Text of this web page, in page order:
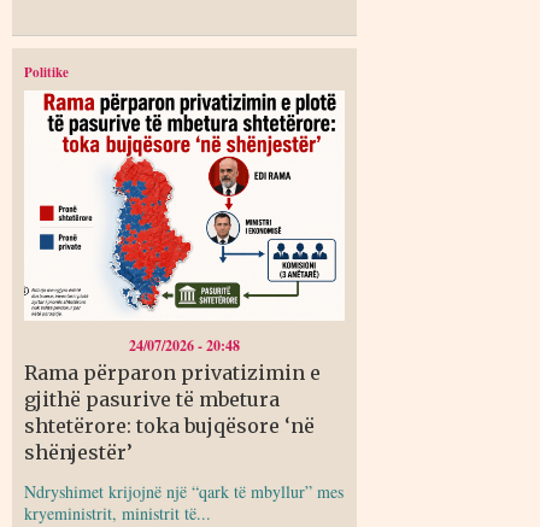
Politike
24/07/2026 - 20:48
Rama përparon privatizimin e
gjithë pasurive të mbetura
shtetërore: toka bujqësore ‘në
shënjestër’
Ndryshimet krijojnë një “qark të mbyllur” mes
kryeministrit, ministrit të...